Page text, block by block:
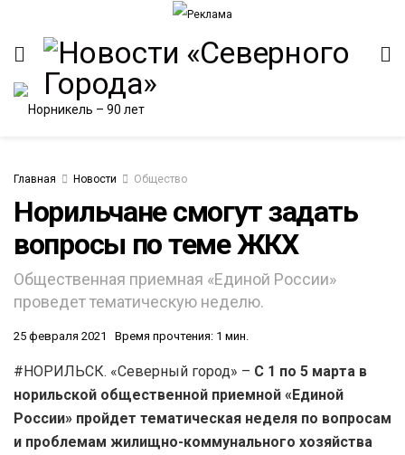
Главная Новости Общество
Норильчане смогут задать
вопросы по теме ЖКХ
Общественная приемная «Единой России»
проведет тематическую неделю.
25 февраля 2021 Время прочтения: 1 мин.
#НОРИЛЬСК. «Северный город» – С 1 по 5 марта в
норильской общественной приемной «Единой
России» пройдет тематическая неделя по вопросам
и проблемам жилищно-коммунального хозяйства